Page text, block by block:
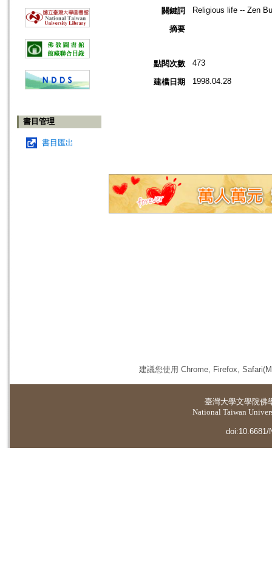
書目管理
書目匯出
關鍵詞
Religious life -- Zen
摘要
點閱次數 473
建檔日期 1998.04.28
建議您使用 Chrome, Firefox,
臺灣大學文學院佛
National Taiwan
doi:10.6681/